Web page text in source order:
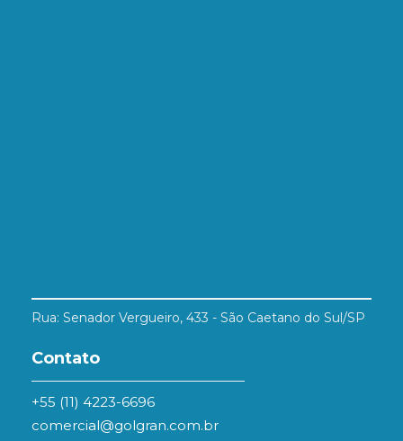
Rua: Senador Vergueiro, 433 - São Caetano do Sul/SP
Contato
+55 (11) 4223-6696
comercial@golgran.com.br